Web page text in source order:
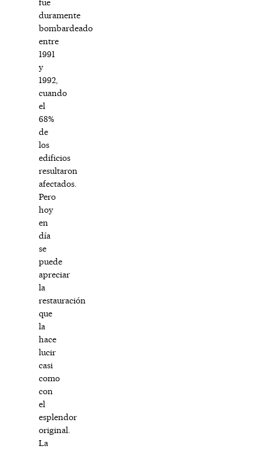
duramente
bombardeado
entre
1991
y
1992,
cuando
el
68%
de
los
edificios
resultaron
afectados.
Pero
hoy
en
día
se
puede
apreciar
la
restauración
que
la
hace
lucir
casi
como
con
el
esplendor
original.
La